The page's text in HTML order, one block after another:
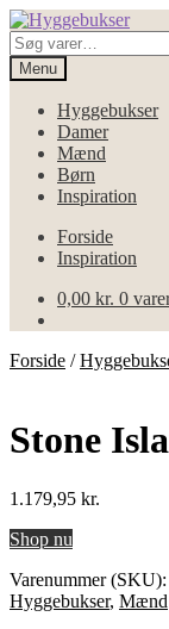
Spring
til
navigation
Spring
til
indhold
Søg
efter:
Menu
Hyggebukser
Damer
Mænd
Børn
Inspiration
Forside
Inspiration
0,00 kr. 0
Forside /
Stone
1.179,95 kr.
Shop nu
Varenummer (SKU):
Hyggebukser, Mænd